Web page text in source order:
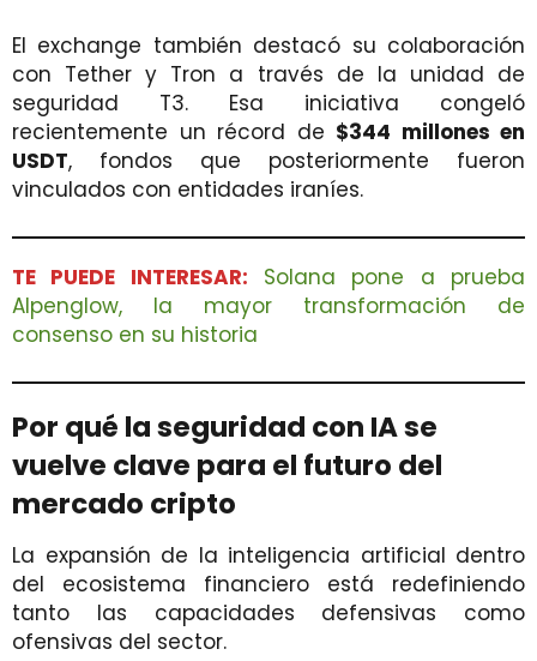
El exchange también destacó su colaboración
con Tether y Tron a través de la unidad de
seguridad T3. Esa iniciativa congeló
recientemente un récord de $344 millones en
USDT, fondos que posteriormente fueron
vinculados con entidades iraníes.
TE PUEDE INTERESAR:
Solana pone a prueba
Alpenglow, la mayor transformación de
consenso en su historia
Por qué la seguridad con IA se
vuelve clave para el futuro del
mercado cripto
La expansión de la inteligencia artificial dentro
del ecosistema financiero está redefiniendo
tanto las capacidades defensivas como
ofensivas del sector.